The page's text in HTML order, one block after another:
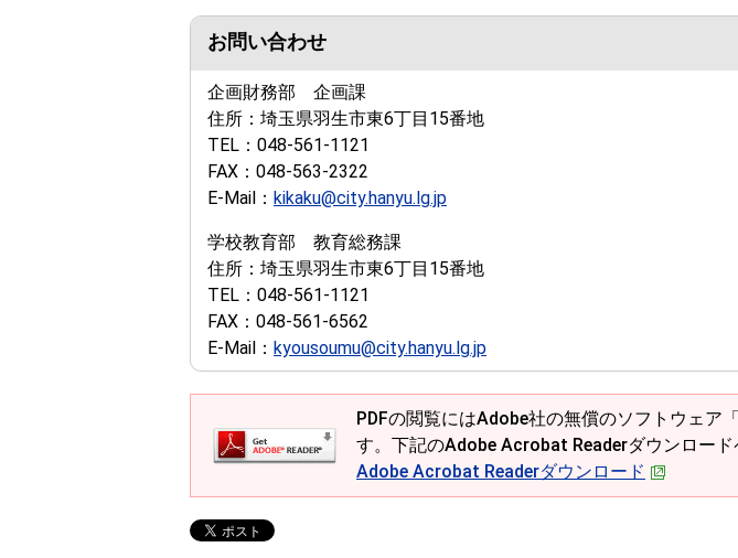
お問い合わせ
企画財務部 企画課
住所： 埼玉県羽生市東6丁目15番地
TEL： 048-561-1121
FAX： 048-563-2322
E-Mail： kikaku@city.hanyu.lg.jp
学校教育部 教育総務課
住所： 埼玉県羽生市東6丁目15番地
TEL： 048-561-1121
FAX： 048-561-6562
E-Mail： kyousoumu@city.hanyu.lg.jp
PDFの閲覧にはAdobe社の無償のソフトウェア
す。下記のAdobe Acrobat Readerダウンロード
Adobe Acrobat Readerダウンロード